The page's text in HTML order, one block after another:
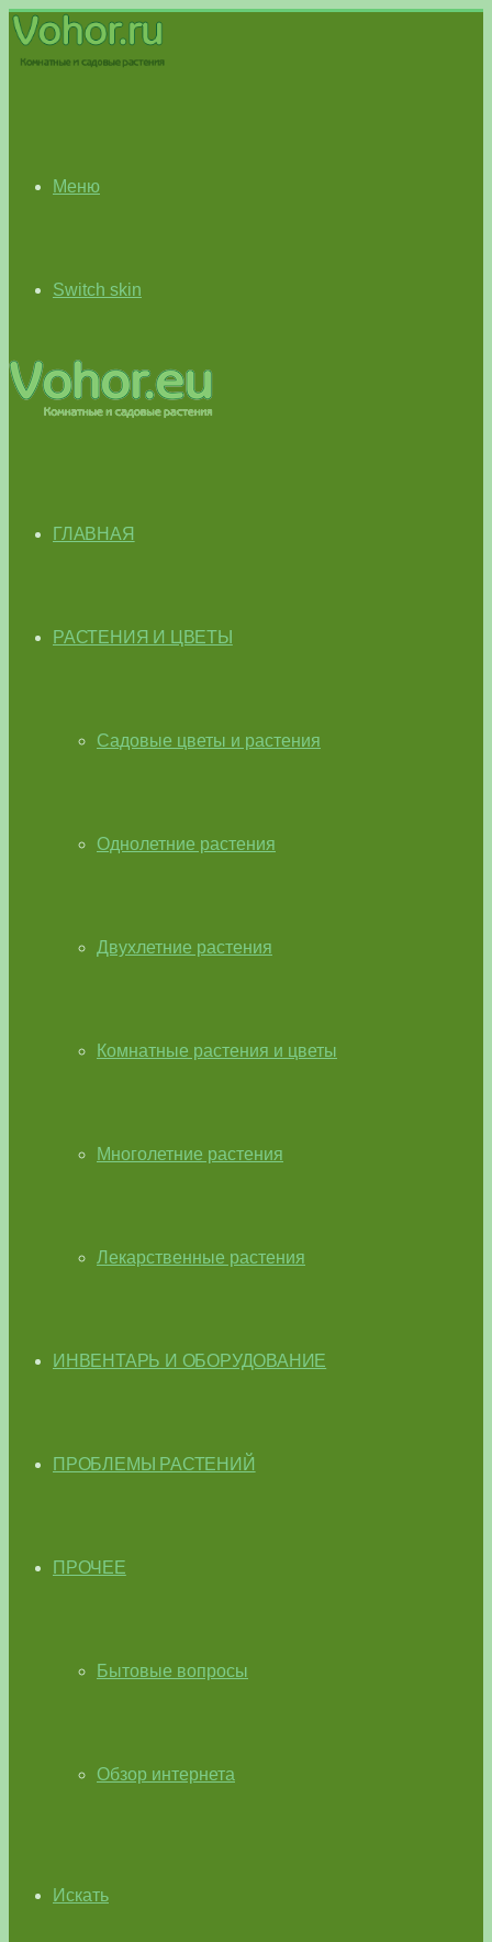
Меню
Switch skin
ГЛАВНАЯ
РАСТЕНИЯ И ЦВЕТЫ
Садовые цветы и растения
Однолетние растения
Двухлетние растения
Комнатные растения и цветы
Многолетние растения
Лекарственные растения
ИНВЕНТАРЬ И ОБОРУДОВАНИЕ
ПРОБЛЕМЫ РАСТЕНИЙ
ПРОЧЕЕ
Бытовые вопросы
Обзор интернета
Искать